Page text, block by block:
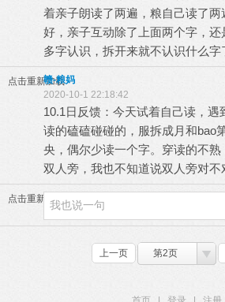
着亲子朗读了两遍，粮自己读了
好，亲子互动除了上面两个字，
多字认识，拆开来就不认识什么字
点击重新加载
赣-粮妈
2020-10-1 22:18:42
10.1日反馈：今天试着自己读，遇
读的磕磕碰碰的，服拆成月和bao
央，偶尔少读一个字。穿读的不
双人旁，我也不知道说双人旁对
点击重新加载
上一页 第2页